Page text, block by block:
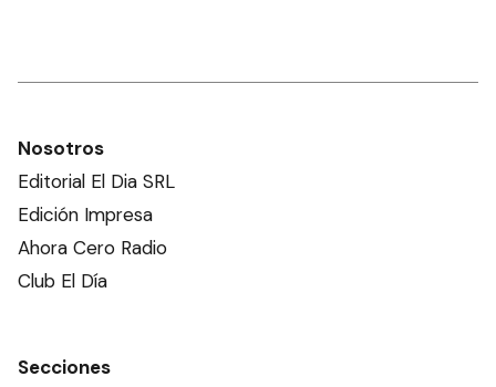
Nosotros
Editorial El Dia SRL
Edición Impresa
Ahora Cero Radio
Club El Día
Secciones